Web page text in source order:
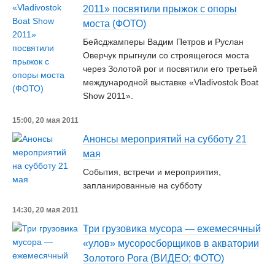
2011» посвятили прыжок с опоры
моста (ФОТО)
Бейсджамперы Вадим Петров и Руслан
Оверчук прыгнули со строящегося моста
через Золотой рог и посвятили его третьей
международной выставке «Vladivostok Boat
Show 2011».
15:00, 20 мая 2011
Анонсы мероприятий на субботу 21
мая
События, встречи и мероприятия,
запланированные на субботу
14:30, 20 мая 2011
Три грузовика мусора — ежемесячный
«улов» мусоросборщиков в акватории
Золотого Рога (ВИДЕО; ФОТО)